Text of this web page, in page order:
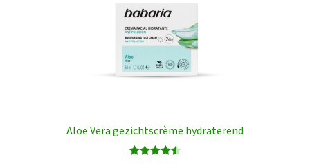
Aloë Vera gezichtscrème hydraterend